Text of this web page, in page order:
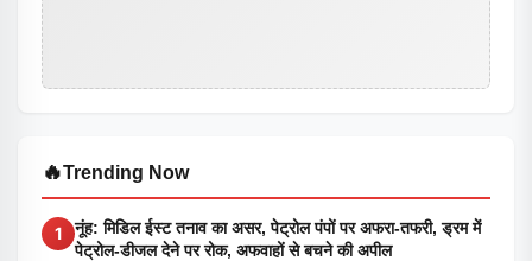
🔥Trending Now
1
नूंह: मिडिल ईस्ट तनाव का असर, पेट्रोल पंपों पर अफरा-तफरी, ड्रम में
पेट्रोल-डीजल देने पर रोक, अफवाहों से बचने की अपील